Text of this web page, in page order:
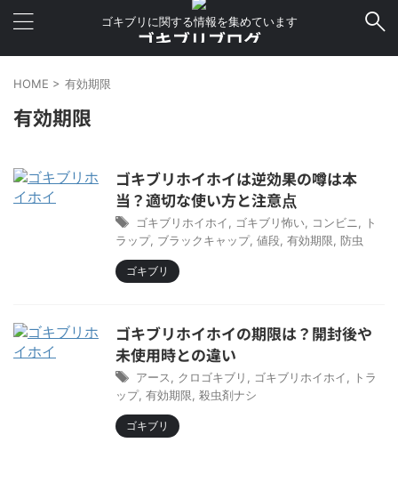
ゴキブリに関する情報を集めています
ゴキブリブログ
HOME > 有効期限
有効期限
ゴキブリホイホイは逆効果の噂は本
当？適切な使い方と注意点
ゴキブリホイホイ ゴキブリ怖い コンビニ
ト
ラップ, ブラックキャップ, 値段 有効期限 防虫
ゴキブリ
ゴキブリホイホイの期限は？開封後や
未使用時との違い
アース クロゴキブリ ゴキブリホイホイ
トラ
ップ, 有効期限 殺虫剤ナシ
ゴキブリ